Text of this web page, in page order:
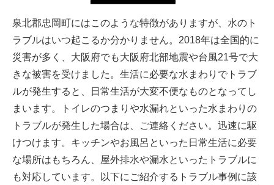
泉北郡忠岡町にはこのような特徴がありますが、水のト
ラブルはいつ起こるか分かりません。2018年は全国的に
災害が多く、大阪府でも大阪府北部地震や台風21号で大
きな被害を受けました。生活に必要な水まわりでトラブ
ルが発生すると、日常生活が大変不便なものとなってし
まいます。トイレのつまりや水漏れといった水まわりの
トラブルが発生した場合は、ご連絡ください。迅速に駆
けつけます。キッチンやお風呂といった日常生活に必要
な場所はもちろん、屋外排水や漏水といったトラブルに
も対応しています。以下にご紹介するトラブル事例に該